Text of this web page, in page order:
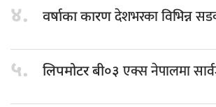
४. वर्षाका कारणदेशभरका विभिन्न
५. लिपमोटर बी०३एक्स नेपालमा